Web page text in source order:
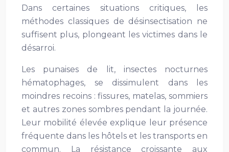
Dans certaines situations critiques, les
méthodes classiques de désinsectisation ne
suffisent plus, plongeant les victimes dans le
désarroi.
Les punaises de lit, insectes nocturnes
hématophages, se dissimulent dans les
moindres recoins : fissures, matelas, sommiers
et autres zones sombres pendant la journée.
Leur mobilité élevée explique leur présence
fréquente dans les hôtels et les transports en
commun. La résistance croissante aux